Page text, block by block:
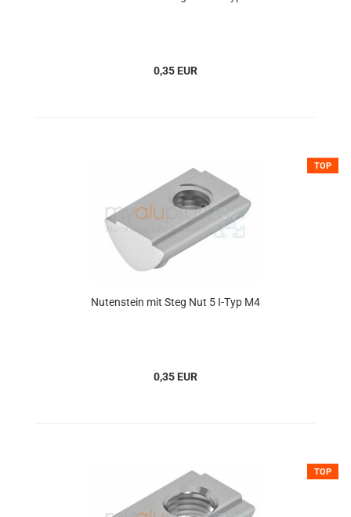
0,35 EUR
TOP
Nutenstein mit Steg Nut 5 I-Typ M4
0,35 EUR
TOP